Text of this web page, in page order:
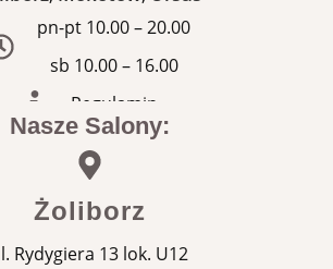
pn-pt 10.00 – 20.00
sb 10.00 – 16.00
Regulamin
Nasze Salony:
Żoliborz
Rydygiera 13 lok. U12